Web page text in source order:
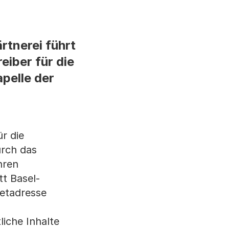
führt
für die
der
die
das
Basel-
Inhalte